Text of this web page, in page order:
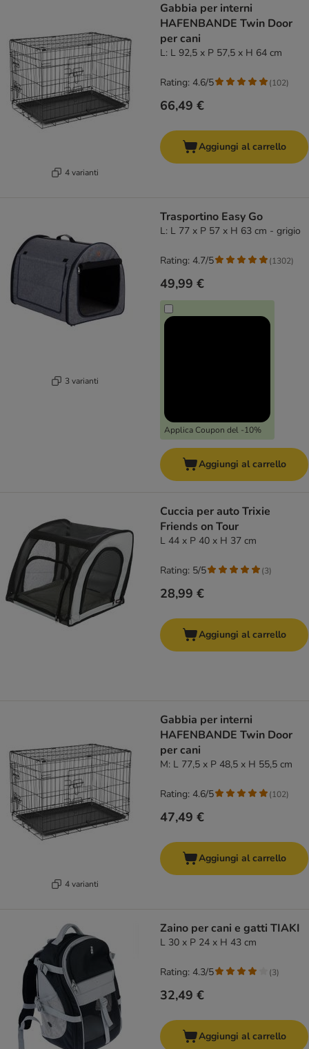
4 varianti
Gabbia per interni
HAFENBANDE Twin Door
per cani
L: L 92,5 x P 57,5 x H 64 cm
66,49 €
Rating: 4.6/5 (102)
Aggiungi al carrello
3 varianti
Trasportino Easy Go
L: L 77 x P 57 x H 63 cm - grigio
49,99 €
Applica Coupon del -10%
Rating: 4.7/5 (1302)
Aggiungi al carrello
Cuccia per auto Trixie
Friends on Tour
L 44 x P 40 x H 37 cm
28,99 €
Rating: 5/5 (3)
Aggiungi al carrello
4 varianti
Gabbia per interni
HAFENBANDE Twin Door
per cani
M: L 77,5 x P 48,5 x H 55,5 cm
47,49 €
Rating: 4.6/5 (102)
Aggiungi al carrello
Zaino per cani e gatti TIAKI
L 30 x P 24 x H 43 cm
32,49 €
Rating: 4.3/5 (3)
Aggiungi al carrello